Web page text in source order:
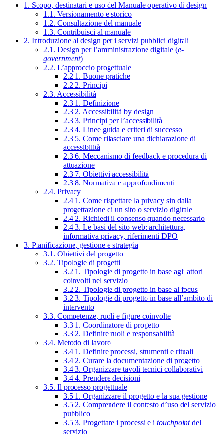
1. Scopo, destinatari e uso del Manuale operativo di design
1.1. Versionamento e storico
1.2. Consultazione del manuale
1.3. Contribuisci al manuale
2. Introduzione al design per i servizi pubblici digitali
2.1. Design per l’amministrazione digitale (e-
government)
2.2. L’approccio progettuale
2.2.1. Buone pratiche
2.2.2. Principi
2.3. Accessibilità
2.3.1. Definizione
2.3.2. Accessibilità by design
2.3.3. Principi per l’accessibilità
2.3.4. Linee guida e criteri di successo
2.3.5. Come rilasciare una dichiarazione di
accessibilità
2.3.6. Meccanismo di feedback e procedura di
attuazione
2.3.7. Obiettivi accessibilità
2.3.8. Normativa e approfondimenti
2.4. Privacy
2.4.1. Come rispettare la privacy sin dalla
progettazione di un sito o servizio digitale
2.4.2. Richiedi il consenso quando necessario
2.4.3. Le basi del sito web: architettura,
informativa privacy, riferimenti DPO
3. Pianificazione, gestione e strategia
3.1. Obiettivi del progetto
3.2. Tipologie di progetti
3.2.1. Tipologie di progetto in base agli attori
coinvolti nel servizio
3.2.2. Tipologie di progetto in base al focus
3.2.3. Tipologie di progetto in base all’ambito di
intervento
3.3. Competenze, ruoli e figure coinvolte
3.3.1. Coordinatore di progetto
3.3.2. Definire ruoli e responsabilità
3.4. Metodo di lavoro
3.4.1. Definire processi, strumenti e rituali
3.4.2. Curare la documentazione di progetto
3.4.3. Organizzare tavoli tecnici collaborativi
3.4.4. Prendere decisioni
3.5. Il processo progettuale
3.5.1. Organizzare il progetto e la sua gestione
3.5.2. Comprendere il contesto d’uso del servizio
pubblico
3.5.3. Progettare i processi e i touchpointdel
servizio